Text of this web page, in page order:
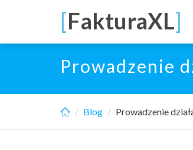
main
[FakturaXL]
Prowadzenie
Blog Prowadzenie